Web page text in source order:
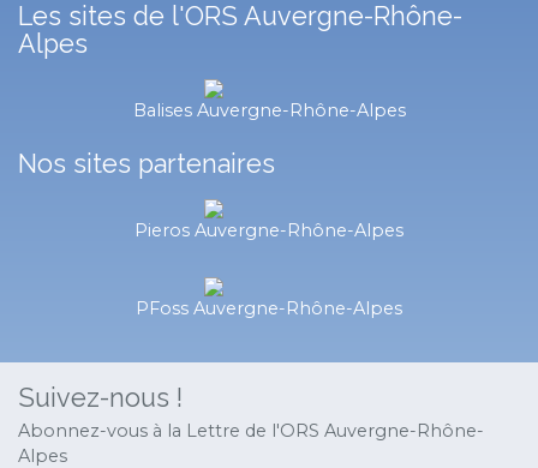
Les sites de l'ORS Auvergne-Rhône-
Alpes
Balises Auvergne-Rhône-Alpes
Nos sites partenaires
Pieros Auvergne-Rhône-Alpes
PFoss Auvergne-Rhône-Alpes
Suivez-nous !
Abonnez-vous à la Lettre de l'ORS Auvergne-Rhône-
Alpes